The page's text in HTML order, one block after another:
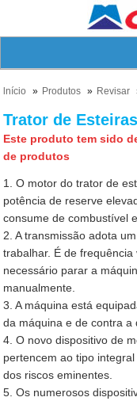
lnício Produtos Revisar
Trator de
Este produto tem sido
de produtos
1. O motor do trator de
potência de reserve
consume de combustível
2. A transmissão adota
trabalhar. É de
necessário parar a
manualmente.
3. A máquina está
da máquina e de contra a
4. O novo dispositivo de
pertencem ao tipo
dos riscos eminentes.
5. Os numerosos